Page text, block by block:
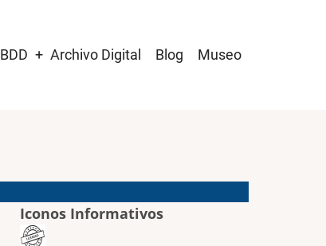
BDD Archivo Digital Blog Museo
Iconos Informativos